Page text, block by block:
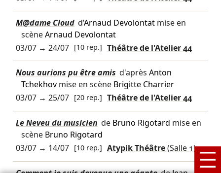
M@dame Cloud d’Arnaud Devolontatmise en
scèneArnaud Devolontat
03/07→ 24/07 [10 rep.] Théâtre de l'Atelier 44
Nous aurions pu être amis d'après Anton
Tchekhovmise en scène Brigitte Charrier
03/07→ 25/07 [20 rep.] Théâtre de l'Atelier 44
Le Neveu du musicien de Bruno Rigotard mise en
scène Bruno Rigotard
03/07→ 14/07 [10 rep.] Atypik Théâtre(Salle 1)